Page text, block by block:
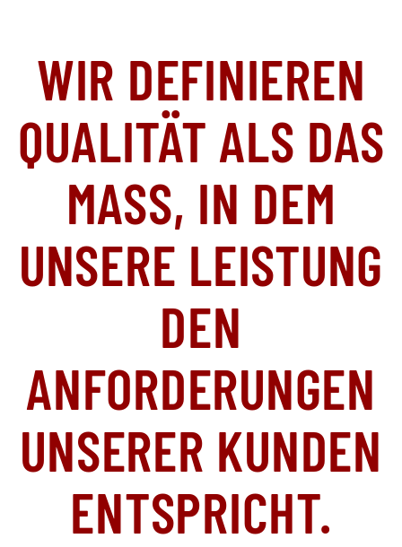
WIR DEFINIEREN
QUALITÄT ALS DAS
MASS, IN DEM U
NSERE LEISTUNG D
EN A
NFORDERUNGEN U
NSERER KUNDEN E
NTSPRICHT.